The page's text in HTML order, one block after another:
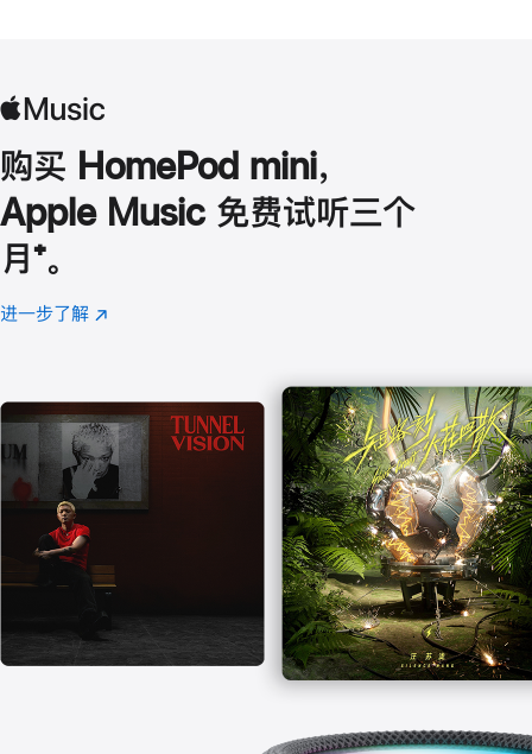
购买 HomePod mini，
Apple Music 免费试听三个
月 脚
注
⁺。
进一步了解 Apple
(在
口
中
打
开)